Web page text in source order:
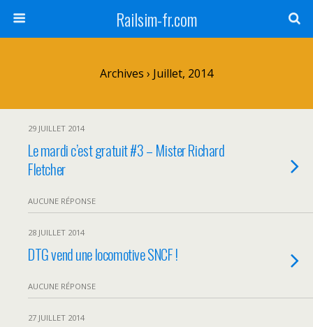
Railsim-fr.com
Archives › Juillet, 2014
29 JUILLET 2014
Le mardi c’est gratuit #3 – Mister Richard
Fletcher
AUCUNE RÉPONSE
28 JUILLET 2014
DTG vend une locomotive SNCF !
AUCUNE RÉPONSE
27 JUILLET 2014